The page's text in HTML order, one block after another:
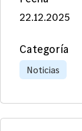
22.12.2025
Categoría
Noticias